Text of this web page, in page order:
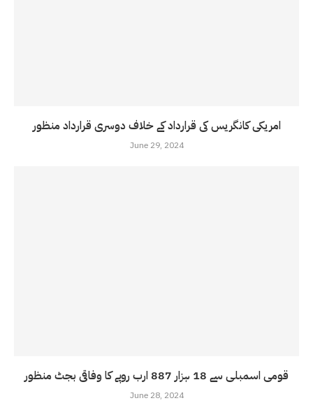
امریکی کانگریس کی قرارداد کے خلاف دوسری قرارداد منظور
June 29, 2024
قومی اسمبلی سے 18 ہزار 887 ارب روپے کا وفاقی بجٹ منظور
June 28, 2024